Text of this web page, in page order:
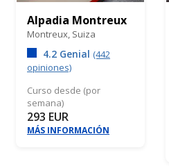
Alpadia Montreux
Montreux, Suiza
4.2 Genial (442
opiniones)
Curso desde (por
semana)
293 EUR
MÁS INFORMACIÓN